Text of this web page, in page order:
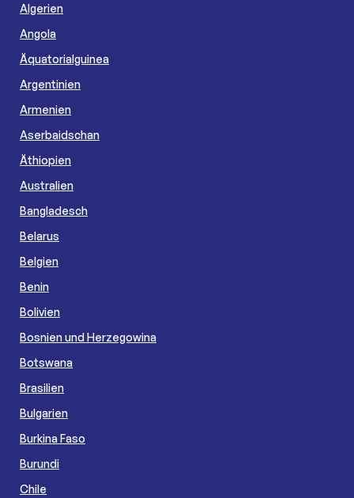
Algerien
Angola
Äquatorialguinea
Argentinien
Armenien
Aserbaidschan
Äthiopien
Australien
Bangladesch
Belarus
Belgien
Benin
Bolivien
Bosnien und Herzegowina
Botswana
Brasilien
Bulgarien
Burkina Faso
Burundi
Chile